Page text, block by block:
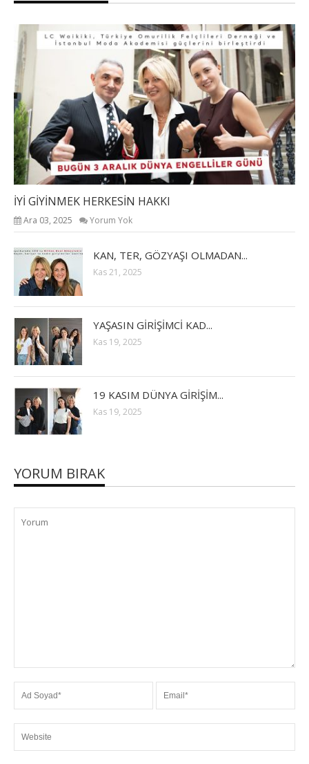
İYİ GİYİNMEK HERKESİN HAKKI
Ara 03, 2025 Yorum Yok
KAN, TER, GÖZYAŞI OLMADAN...
Kas 21, 2025
YAŞASIN GİRİŞİMCİ KAD...
Kas 19, 2025
19 KASIM DÜNYA GİRİŞİM...
Kas 19, 2025
YORUM BIRAK